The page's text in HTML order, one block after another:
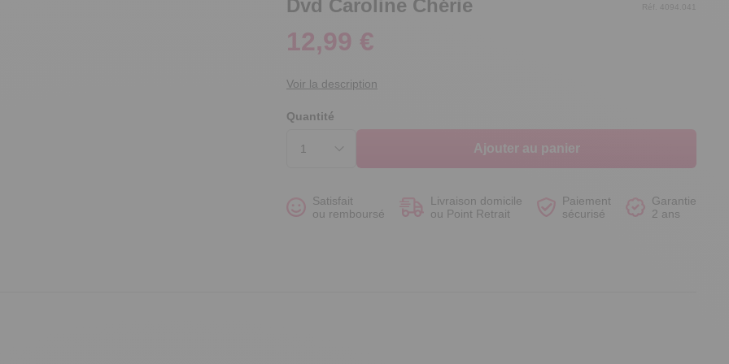
Dvd Caroline Chérie Réf. 4094.041
12,99 €
Voir la description
Quantité
Ajouter au panier
Satisfait
ou remboursé
Livraison domicile
ou Point Retrait
Paiement
sécurisé
Garantie
2 ans